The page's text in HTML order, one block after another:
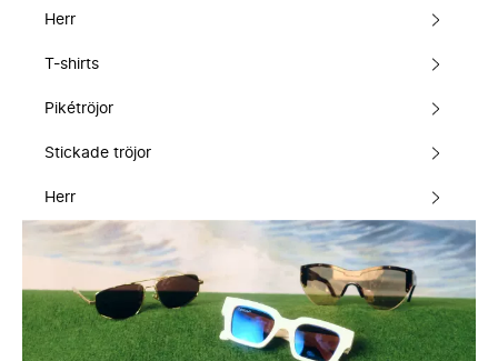
Herr
T-shirts
Pikétröjor
Stickade tröjor
Herr